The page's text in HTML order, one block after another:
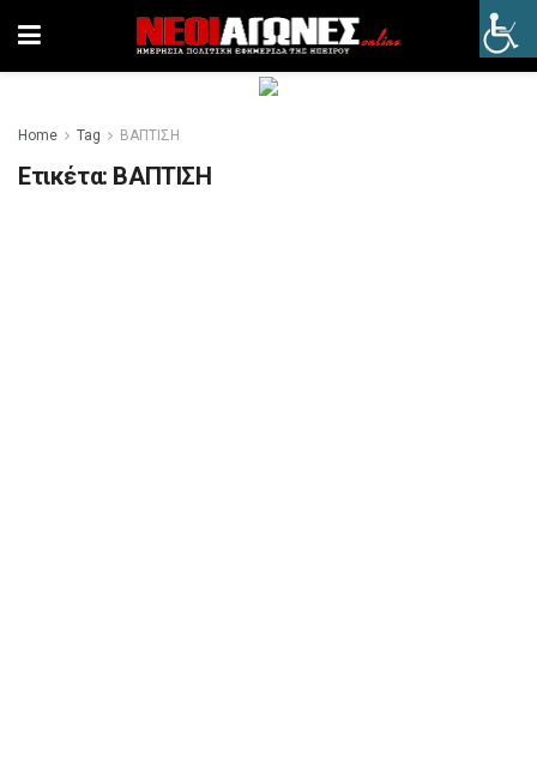
Home Tag ΒΑΠΤΙΣΗ
Ετικέτα: ΒΑΠΤΙΣΗ